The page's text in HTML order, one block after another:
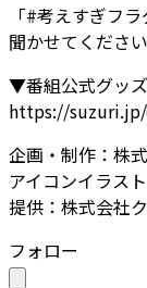
「#考えすぎフ
聞かせてください
▼番組公式グッ
https://
企画・制作：株
アイコンイラス
提供：株式会社
フォロー